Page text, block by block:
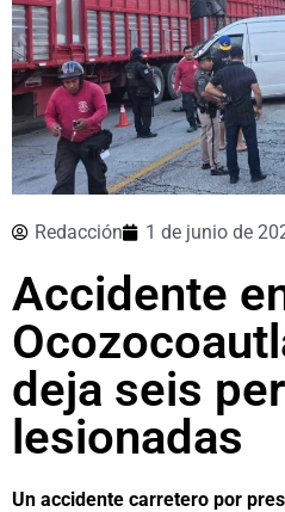
Redacción 1 de junio de
Accidente
deja seis
lesionadas
Un accidente carretero por